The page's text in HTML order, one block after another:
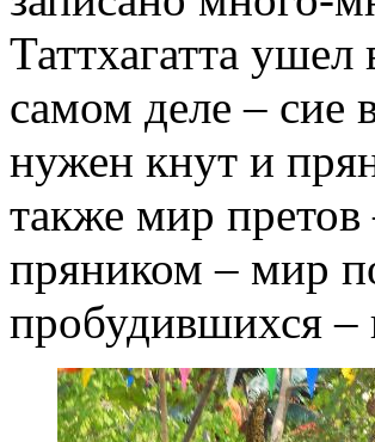
Таттхагатта
самом деле – сие
нужен кнут и
также мир
пряником – мир
пробудившихся –